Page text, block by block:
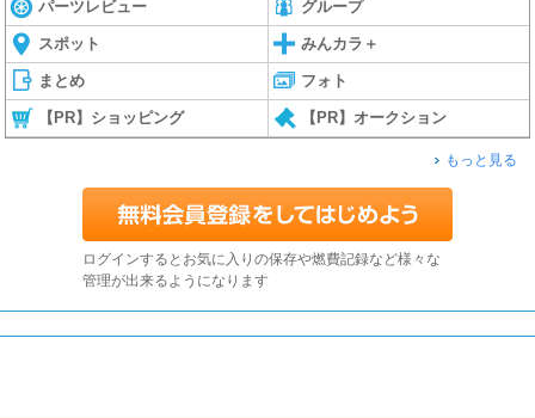
パーツレビュー グループ
スポット みんカラ＋
まとめ フォト
【PR】ショッピング 【PR】オークション
もっと見る
ログインするとお気に入りの保存や燃費記録など様々な
管理が出来るようになります